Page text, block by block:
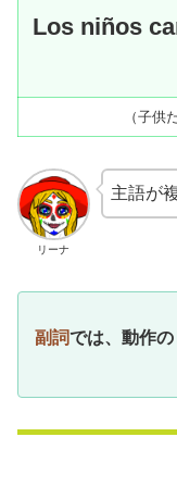
Los niños
（子供
リーナ
主語が
副詞では、 動作